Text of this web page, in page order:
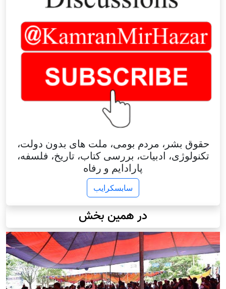
حقوق بشر، مردم بومی، ملت های بدون دولت،
تکنولوژی، ادبیات، بررسی کتاب، تاریخ، فلسفه،
پارادایم و رفاه
سابسکرایب
در همین بخش